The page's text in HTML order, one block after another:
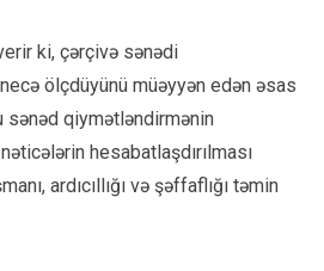
ki, çərçivə sənədi
ölçdüyünü müəyyən edən əsas
sənəd qiymətləndirmənin
hesabatlaşdırılması
ardıcıllığı və şəffaflığı təmin